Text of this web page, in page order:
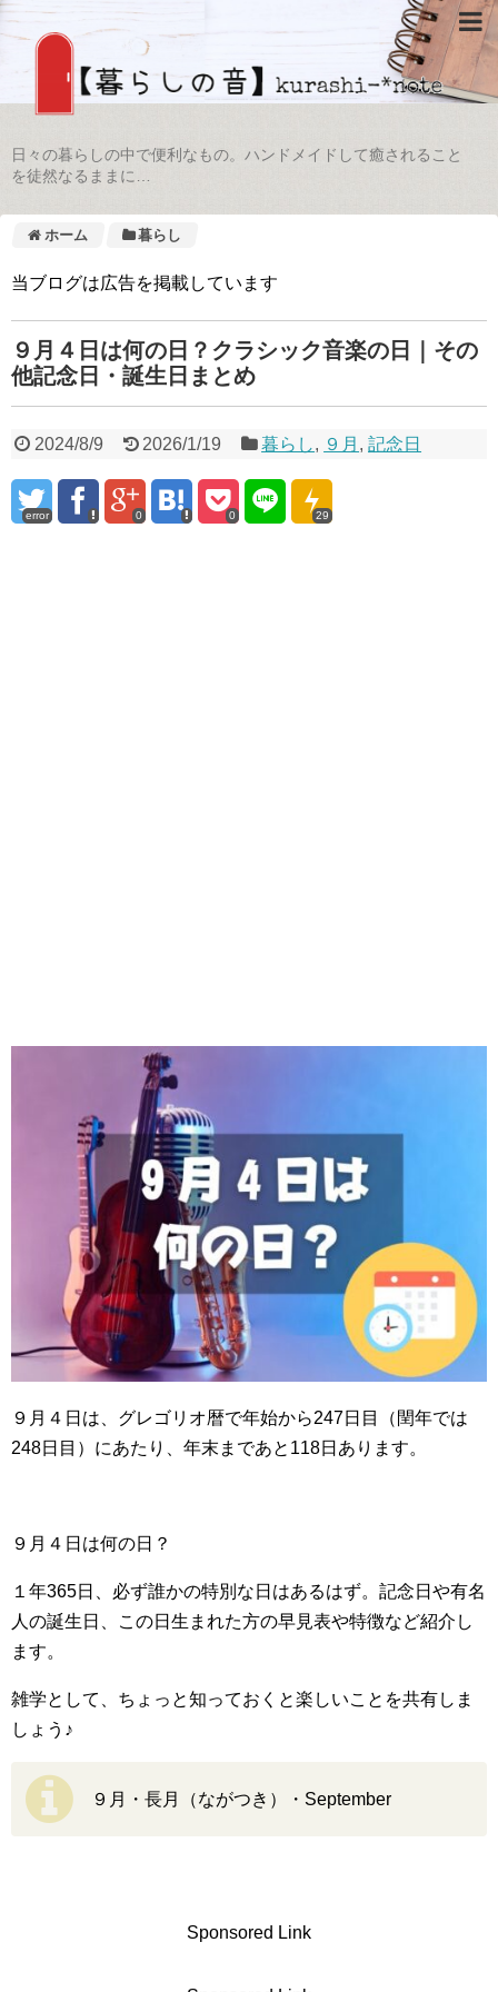
日々の暮らしの中で便利なもの。ハンドメイドして癒されること
を徒然なるままに…
ホーム 暮らし
当ブログは広告を掲載しています
９月４日は何の日？クラシック音楽の日｜その
他記念日・誕生日まとめ
2024/8/9 2026/1/19 暮らし, ９月 ,記念日
error 0 0 29
９月４日は、グレゴリオ暦で年始から247日目（閏年では
248日目）にあたり、年末まであと118日あります。
９月４日は何の日？
１年365日、必ず誰かの特別な日はあるはず。記念日や有名
人の誕生日、この日生まれた方の早見表や特徴など紹介し
ます。
雑学として、ちょっと知っておくと楽しいことを共有しま
しょう♪
９月・長月（ながつき）・September
Sponsored Link